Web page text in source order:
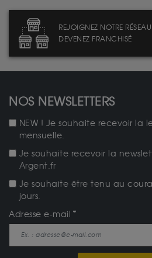
REJOIGNEZ NOTRE
DEVENEZ FRANCHISÉ
NOS NEWSLETTERS
NEW ! Je souhaite recevoir la
mensuelle.
Je souhaite recevoir la
Argent.fr
Je souhaite être tenu au
jours.
Adresse e-mail